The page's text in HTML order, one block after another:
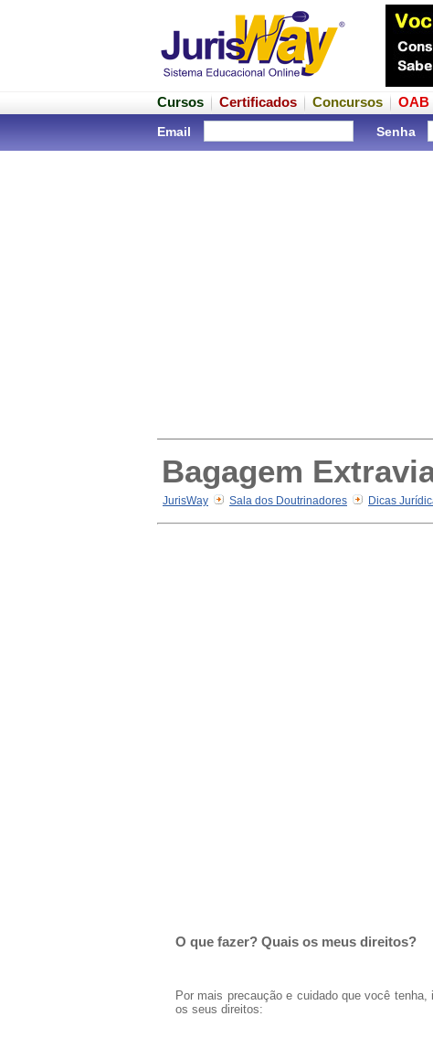
Cursos Certificados Concursos OAB
Email Senha
Bagagem
JurisWay Sala dos Doutrinadores Dicas
O que fazer? Quais os meus direitos?
Por mais precaução e cuidado que você
os seus direitos: